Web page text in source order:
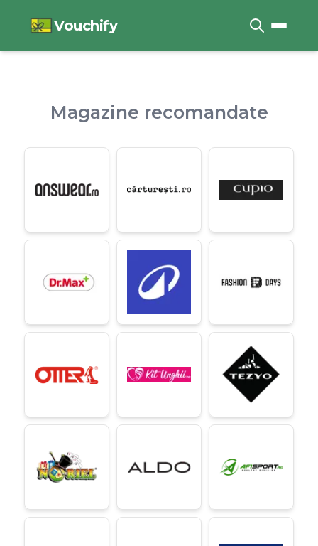
Vouchify
Magazine recomandate